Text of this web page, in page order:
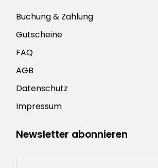
Buchung & Zahlung
Gutscheine
FAQ
AGB
Datenschutz
Impressum
Newsletter abonnieren